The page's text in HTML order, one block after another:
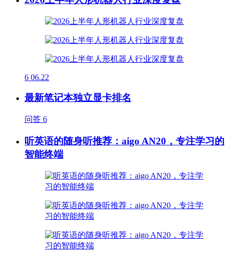
6 06.22
最新笔记本独立显卡排名
问答 6
听英语的随身听推荐：aigo AN20，专注学习的
智能终端